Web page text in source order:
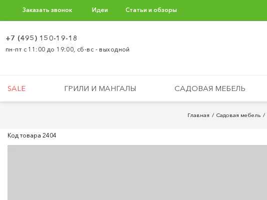
Заказать звонок Идеи Статьи и обзоры
+7 (495) 150-19-18
пн-пт с 11:00 до 19:00, сб-вс - выходной
SALE ГРИЛИ И МАНГАЛЫ САДОВАЯ МЕБЕЛЬ
Главная Садовая мебель
Код товара 2404